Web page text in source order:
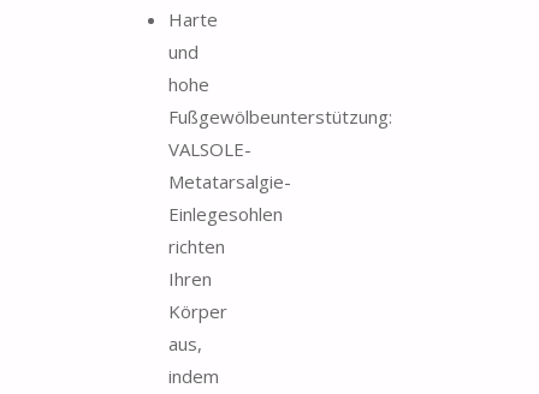
Harte
und
hohe
Fußgewölbeunterstützung:
VALSOLE-
Metatarsalgie-
Einlegesohlen
richten
Ihren
Körper
aus,
indem